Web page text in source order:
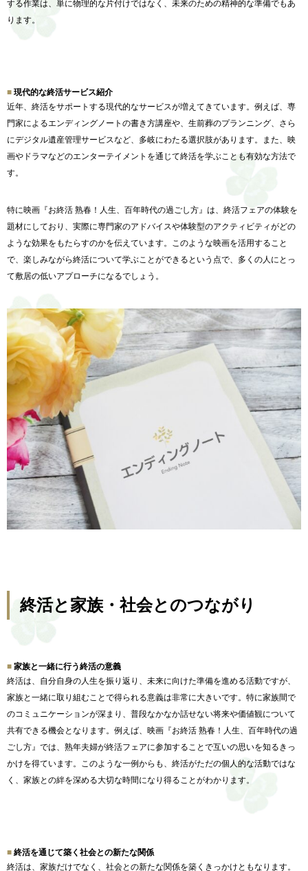
する作業は、単に物理的な片付けではなく、 未来のための精神的な準備でもあ
ります。
現代的な終活サービス紹介
近年、終活をサポートする現代的なサービスが増えてきています。 例えば、専
門家によるエンディングノートの書き方講座や、 生前葬のプランニング、さら
にデジタル遺産管理サービスなど、 多岐にわたる選択肢があります。また、 映
画やドラマなどのエンターテイメントを通じて終活を学ぶことも有効な方法で
す。
特に映画『お終活 熟春！人生、百年時代の過ごし方』は、 終活フェアの体験を
題材にしており、 実際に専門家のアドバイスや体験型のアクティビティがどの
ような効果をもたらすのかを伝えています。
このような映画を活用すること
で、 楽しみながら終活について学ぶことができるという点で、 多くの人にとっ
て敷居の低いアプローチになるでしょう。
終活と家族・社会とのつながり
家族と一緒に行う終活の意義
終活は、自分自身の人生を振り返り、 未来に向けた準備を進める活動ですが、
家族と一緒に取り組むことで得られる意義は非常に大きいです。 特に家族間で
のコミュニケーションが深まり、 普段なかなか話せない将来や価値観について
共有できる機会となり ます。例えば、映画『お終活 熟春！人生、百年時代の過
ごし方』では、 熟年夫婦が終活フェアに参加することで互いの思いを知るきっ
かけを得ています。このような一例からも、 終活がただの個人的な活動ではな
く、 家族との絆を深める大切な時間になり得ることがわかります。
終活を通じて築く社会との新たな関係
終活は、家族だけでなく、 社会との新たな関係を築くきっかけともなります。